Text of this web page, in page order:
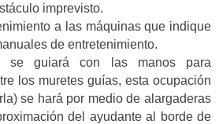
imprevisto.
a las máquinas que indique
de entretenimiento.
se guiará con las manos para
los muretes guías, esta ocupación
se hará por medio de alargaderas
del ayudante al borde de